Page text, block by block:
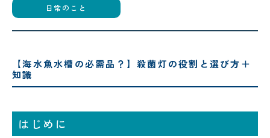
2026.08.05
コクテンフグの意外な一面！海水
水槽メンテナンスで起きた出来事
!
日常のこと
【海水魚水槽の必需品？】殺菌灯の役割と選び方＋
知識
はじめに